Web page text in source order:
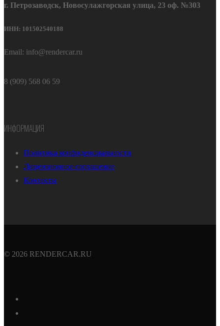
г. Петрозаводск, Новосулажгорская улица, 23 оф. №303
ИНН: 101502540188
Email: info@rendercar.ru
8 (909) 568 06 59
ИНФОРМАЦИЯ
Политика конфиденциальности
Лицензионное соглашение
Контакты
© 2026 RENDERCAR.RU